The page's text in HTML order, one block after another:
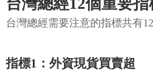
台灣總經12個重要指
台灣總經需要注意的指標共有
指標1：外資現貨買賣超